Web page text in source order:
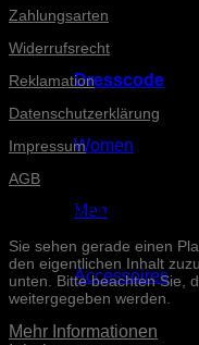
Dresscode
Women
Men
Accessoires
Zahlungsarten
Widerrufsrecht
Reklamation
Datenschutzerklärung
Impressum
AGB
INSTAGRAM-POSTS
Sie sehen gerade einen
den eigentlichen Inhalt
unten. Bitte beachten Sie,
weitergegeben werden.
Mehr Informationen